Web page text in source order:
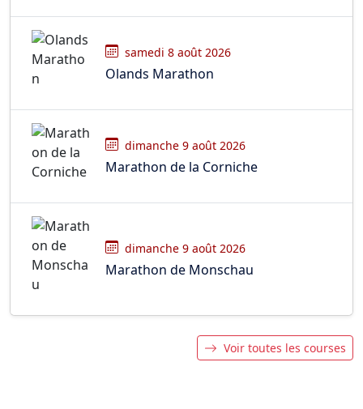
samedi 8 août 2026
Olands Marathon
dimanche 9 août 2026
Marathon de la Corniche
dimanche 9 août 2026
Marathon de Monschau
Voir toutes les courses